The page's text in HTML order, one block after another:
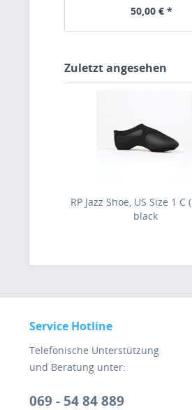
50,00 € *
Zuletzt angesehen
RP Jazz Shoe, US Size 1 C
black
Service Hotline
Telefonische Unterstützung
und Beratung unter:
069 - 54 84 889